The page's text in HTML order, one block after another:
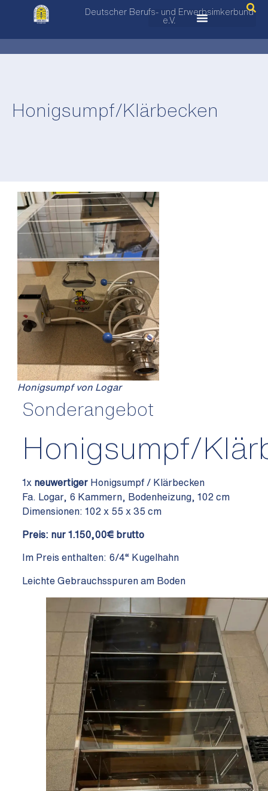
Deutscher Berufs- und Erwerbsimkerbund
e.V.
Honigsumpf/Klärbecken
Honigsumpf von Logar
Sonderangebot
Honigsumpf/
1x neuwertiger Honigsumpf / Klärbecken
Fa. Logar, 6 Kammern, Bodenheizung, 102 cm
Dimensionen: 102 x 55 x 35 cm
Preis: nur 1.150,00€ brutto
Im Preis enthalten: 6/4“ Kugelhahn
Leichte Gebrauchsspuren am Boden